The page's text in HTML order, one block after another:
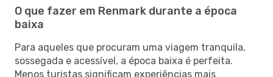
O que fazer em Renmark durante a época
baixa
Para aqueles que procuram uma viagem tranquila,
sossegada e acessível, a época baixa é perfeita.
Menos turistas significam experiências mais